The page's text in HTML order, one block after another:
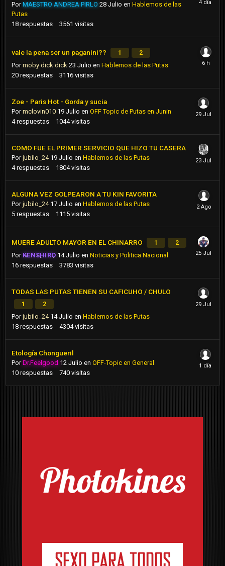
PorMAESTRO ANDREA PIRLO 28 Julio en Hablemos de las
Putas
18 respuestas 3561 visitas
vale la pena ser un paganini?? 1 2
Pormoby dick dick 23 Julio en Hablemos de las Putas
20 respuestas 3116 visitas
Zoe - Paris Hot - Gorda y sucia
Pormclovin010 19 Julio en OFF Topic de Putas en Junin
4 respuestas 1044 visitas
COMO FUE EL PRIMER SERVICIO QUE HIZO TU CASERA
Porjubilo_24 19 Julio en Hablemos de las Putas
4 respuestas 1804 visitas
ALGUNA VEZ GOLPEARON A TU KIN FAVORITA
Porjubilo_24 17 Julio en Hablemos de las Putas
5 respuestas 1115 visitas
MUERE ADULTO MAYOR EN EL CHINARRO 1 2
Por KENSHIRO 14 Julio enNoticias y Politica Nacional
16 respuestas 3783 visitas
TODAS LAS PUTAS TIENEN SU CAFICUHO / CHULO
1 2
Porjubilo_24 14 Julio en Hablemos de las Putas
18 respuestas 4304 visitas
Etología Chongueril
PorDr.Feelgood 12 Julio en OFF-Topic en General
10 respuestas 740 visitas